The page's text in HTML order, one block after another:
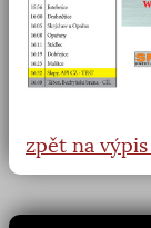
zpět na